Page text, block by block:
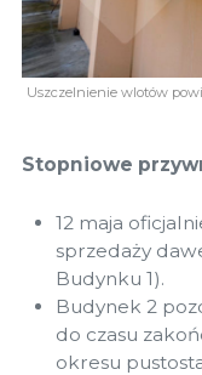
Uszczelnienie wlotów
Stopniowe
12 maja
sprzedaży
Budynku 1).
Budynek 2
do czasu
okresu